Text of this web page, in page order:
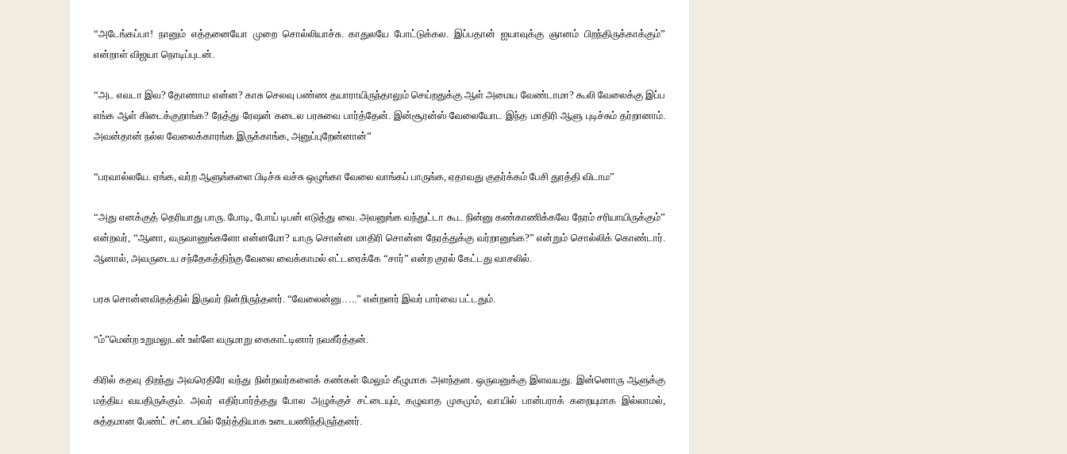
“அடேங்கப்பா! நானும் எத்தனையோ முறை சொல்லியாச்சு. காதுலயே போட்டுக்கல. இப்பதான் ஐயாவுக்கு ஞானம் பிறந்திருக்காக்கும்”
என்றாள் விஜயா நொடிப்புடன்.
“அட எவடா இவ? தோணாம என்ன? காசு செலவு பண்ண தயாராயிருந்தாலும் செய்றதுக்கு ஆள் அமைய வேண்டாமா? கூலி வேலைக்கு இப்ப
எங்க ஆள் கிடைக்குறாங்க? நேத்து ரேஷன் கடைல பரசுவை பார்த்தேன். இன்சூரன்ஸ் வேலையோட இந்த மாதிரி ஆளு புடிச்சும் தர்றானாம்.
அவன்தான் நல்ல வேலைக்காரங்க இருக்காங்க, அனுப்புறேன்னான்”
“பரவால்லயே. ஏங்க, வர்ற ஆளுங்களை பிடிச்சு வச்சு ஒழுங்கா வேலை வாங்கப் பாருங்க, ஏதாவது குதர்க்கம் பேசி துரத்தி விடாம”
“அது எனக்குத் தெரியாது பாரு. போடி, போய் டிபன் எடுத்து வை. அவனுங்க வந்துட்டா கூட நின்னு கண்காணிக்கவே நேரம் சரியாயிருக்கும்”
என்றவர், “ஆனா, வருவானுங்களோ என்னமோ? யாரு சொன்ன மாதிரி சொன்ன நேரத்துக்கு வர்றானுங்க?” என்றும் சொல்லிக் கொண்டார்.
ஆனால், அவருடைய சந்தேகத்திற்கு வேலை வைக்காமல் எட்டரைக்கே “சார்” என்ற குரல் கேட்டது வாசலில்.
பரசு சொன்னவிதத்தில் இருவர் நின்றிருந்தனர். “வேலைன்னு…..” என்றனர் இவர் பார்வை பட்டதும்.
“ம்”மென்ற உறுமலுடன் உள்ளே வருமாறு கைகாட்டினார் நவகீர்த்தன்.
கிரில் கதவு திறந்து அவரெதிரே வந்து நின்றவர்களைக் கண்கள் மேலும் கீழுமாக அளந்தன. ஒருவனுக்கு இளவயது. இன்னொரு ஆளுக்கு
மத்திய வயதிருக்கும். அவர் எதிர்பார்த்தது போல அழுக்குச் சட்டையும், கழுவாத முகமும், வாயில் பான்பராக் கறையுமாக இல்லாமல்,
சுத்தமான பேண்ட் சட்டையில் நேர்த்தியாக உடையணிந்திருந்தனர்.